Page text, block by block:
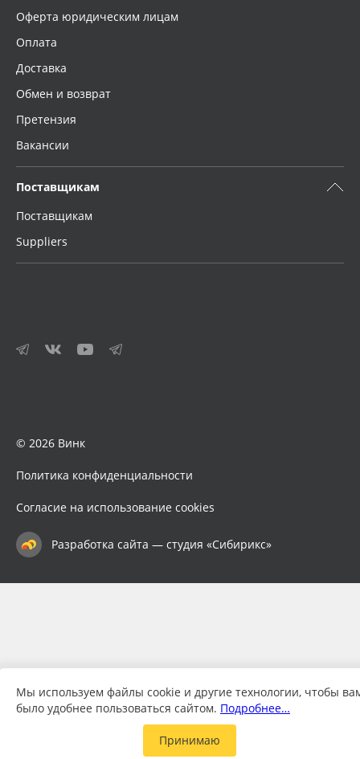
Оферта юридическим лицам
Оплата
Доставка
Обмен и возврат
Претензия
Вакансии
Поставщикам
Поставщикам
Suppliers
© 2026 Винк
Политика конфиденциальности
Согласие на использование cookies
Разработка сайта — студия «Сибирикс»
Мы используем файлы cookie и другие технологии, чтобы
было удобнее пользоваться сайтом. Подробнее…
Принимаю